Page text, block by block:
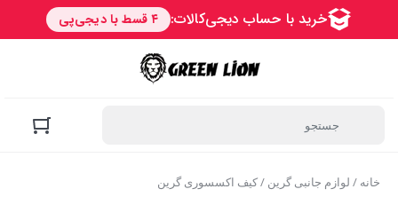
خانه / لوازم جانبی گرین / کیف اکسسوری گرین